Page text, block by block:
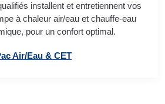
installent et entretiennent vos
à chaleur air/eau et chauffe-eau
pour un confort optimal.
Air/Eau & CET